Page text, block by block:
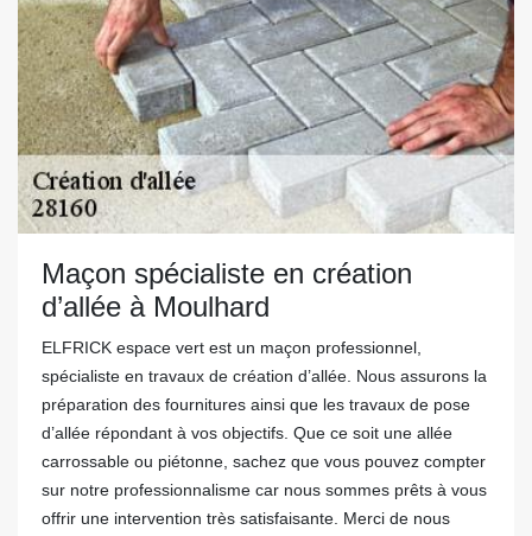
Maçon spécialiste en création
d’allée à Moulhard
ELFRICK espace vert est un maçon professionnel,
spécialiste en travaux de création d’allée. Nous assurons la
préparation des fournitures ainsi que les travaux de pose
d’allée répondant à vos objectifs. Que ce soit une allée
carrossable ou piétonne, sachez que vous pouvez compter
sur notre professionnalisme car nous sommes prêts à vous
offrir une intervention très satisfaisante. Merci de nous